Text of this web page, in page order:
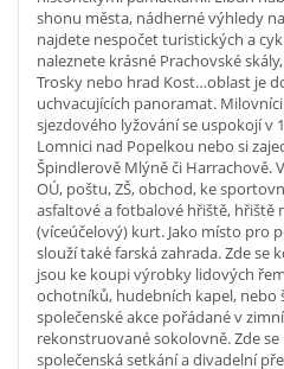
shonu města, nádherné výhledy
najdete nespočet turistických a
naleznete krásné Prachovské
Trosky nebo hrad Kost…oblast je
uchvacujících panoramat.
sjezdového lyžování se uspokojí v
Lomnici nad Popelkou nebo si
Špindlerově Mlýně či Harrachově.
OÚ, poštu, ZŠ, obchod, ke
asfaltové a fotbalové hřiště, hřiště
(víceúčelový) kurt. Jako místo pro
slouží také farská zahrada. Zde se
jsou ke koupi výrobky lidových
ochotníků, hudebních kapel, nebo
společenské akce pořádané v
rekonstruované sokolovně. Zde se
společenská setkání a divadelní